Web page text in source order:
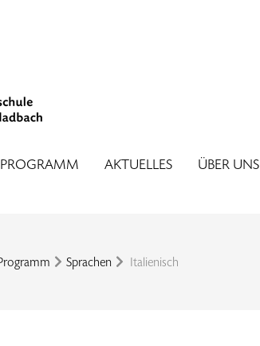
PROGRAMM AKTUELLES ÜBER UNS
Sprachen Italienisch